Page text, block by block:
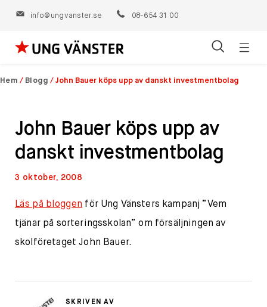
info@ungvanster.se 08-654 31 00
Hoppa
till
Hem / Blogg /John Bauer köps upp av danskt investmentbolag
John Bauer köps upp av
danskt investmentbolag
3 oktober, 2008
Läs på bloggen för Ung Vänsters kampanj ”Vem
tjänar på sorteringsskolan” om försäljningen av
skolföretaget John Bauer.
SKRIVEN AV